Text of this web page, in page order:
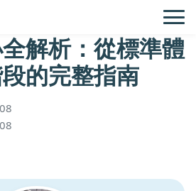
解析：從標準體
的完整指南